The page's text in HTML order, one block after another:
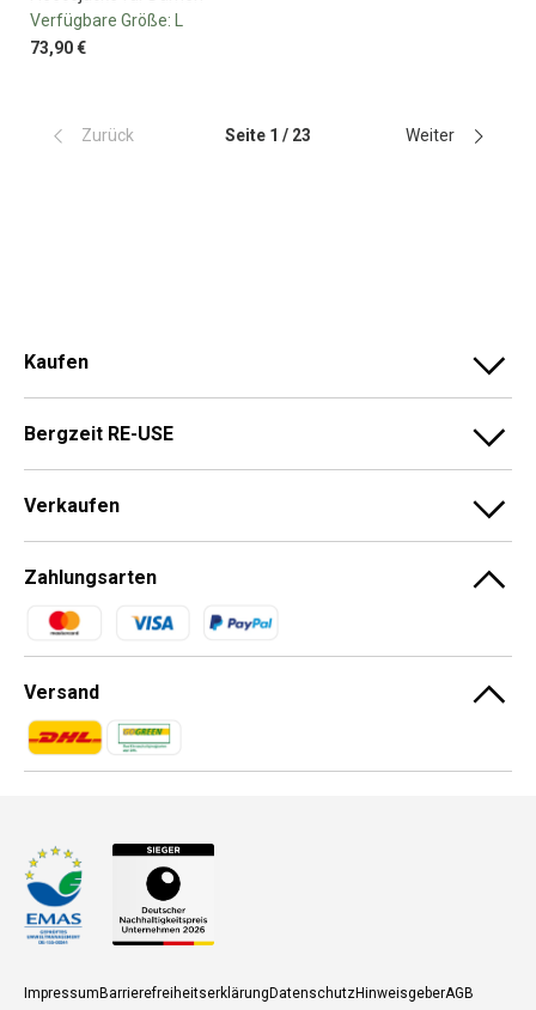
Verfügbare Größe:
73,90 €
Zurück Seite 1 / 23 Weiter
Kaufen
Bergzeit RE-USE
Verkaufen
Zahlungsarten
Zahlungsmethoden
Versand
Zahlungsmethoden
Zahlungsmethoden
Impressum Barrierefreiheitserklärung DatenschutzHinweisgeberAGB